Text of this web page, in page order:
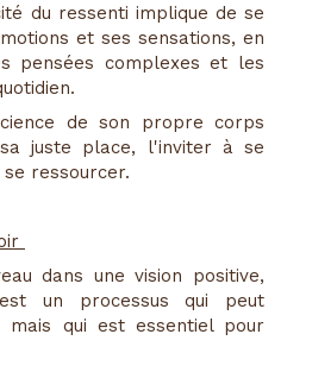
du ressenti implique de se
et ses sensations, en
pensées complexes et les
de son propre corps
juste place, l'inviter à se
se ressourcer.
dans une vision positive,
un processus qui peut
mais qui est essentiel pour